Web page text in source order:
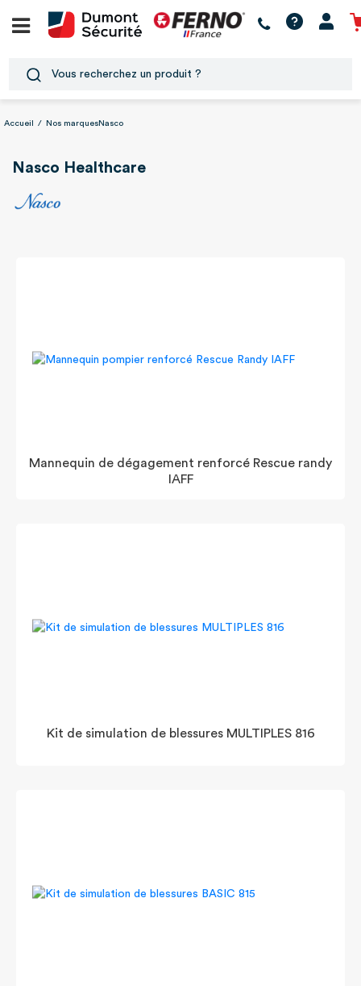
Accueil / Nos marques Nasco
Nasco Healthcare
Mannequin de dégagement renforcé Rescue randy
IAFF
Kit de simulation de blessures MULTIPLES 816